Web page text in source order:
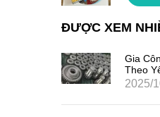
ĐƯỢC XEM
Gia
Theo
2025/